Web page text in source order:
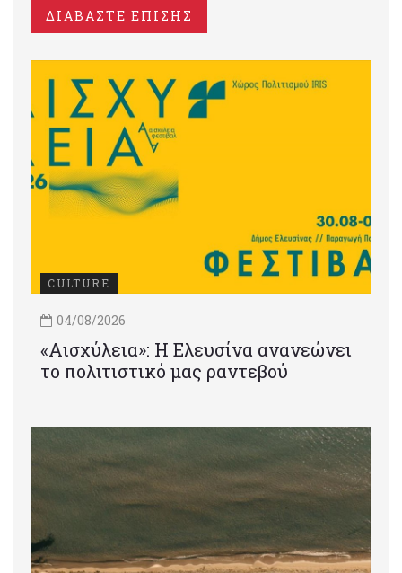
ΔΙΑΒΑΣΤΕ ΕΠΙΣΗΣ
CULTURE
04/08/2026
«Αισχύλεια»: Η Ελευσίνα ανανεώνει
το πολιτιστικό μας ραντεβού